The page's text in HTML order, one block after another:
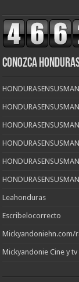
CONOZCA
Leahonduras
Escribelocorrecto
Mickyandoniehn.com/
Mickyandonie Cine y tv